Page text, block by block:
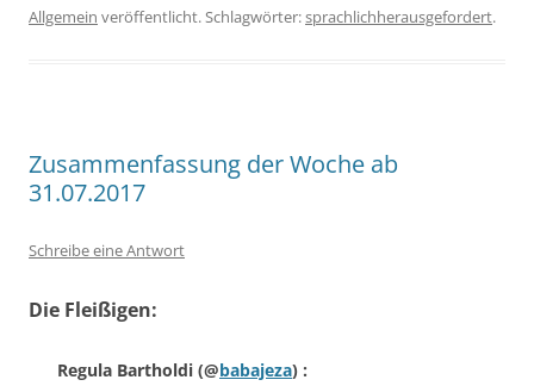
Allgemein veröffentlicht. Schlagwörter:sprachlichherausgefordert.
Zusammenfassung der Woche ab
31.07.2017
Schreibe eine Antwort
Die Fleißigen:
Regula Bartholdi (@babajeza) :